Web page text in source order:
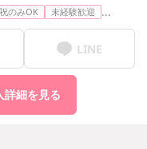
のみOK 未経験歓迎 ...
LINE
詳細を見る